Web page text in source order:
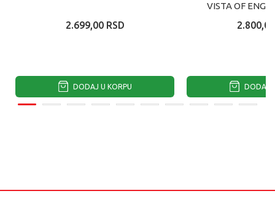
2.699,00 RSD
DODAJ U KORPU
VISTA OF
2.800,00
DODAJ